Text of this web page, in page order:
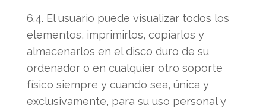
6.4. El usuario puede visualizar todos los
elementos, imprimirlos, copiarlos y
almacenarlos en el disco duro de su
ordenador o en cualquier otro soporte
físico siempre y cuando sea, única y
exclusivamente, para su uso personal y